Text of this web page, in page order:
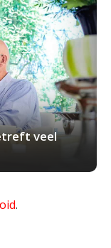
veel
.